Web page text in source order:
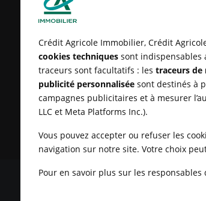
vente de logements
MENTIONS LÉGALES CONDITIONS
Crédit Agricole Immobilier, Crédit
cookies techniquessont indispensables
traceurs sont facultatifs : les traceurs de
publicité personnaliséesont destinés à
campagnes publicitaires et à mesurer
LLC et Meta Platforms Inc.).
Vous pouvez accepter ou refuser les
navigation sur notre site. Votre choix
Pour en savoir plus sur les